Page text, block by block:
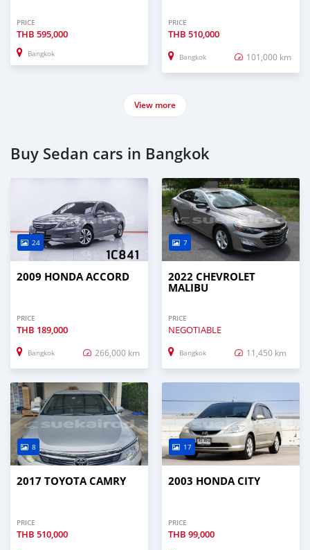
PRICE
THB 595,000
Bangkok
PRICE
THB 510,000
Bangkok 101,000 km
View more
Buy Sedan cars in Bangkok
24
2009 HONDA ACCORD
PRICE
THB 189,000
Bangkok 266,000 km
7
2022 CHEVROLET
MALIBU
PRICE
NEGOTIABLE
Bangkok 11,450 km
8
2017 TOYOTA CAMRY
PRICE
THB 510,000
17
2003 HONDA CITY
PRICE
THB 99,000